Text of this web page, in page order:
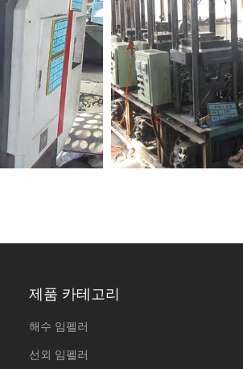
제품 카테고리
해수 임펠러
선외 임펠러